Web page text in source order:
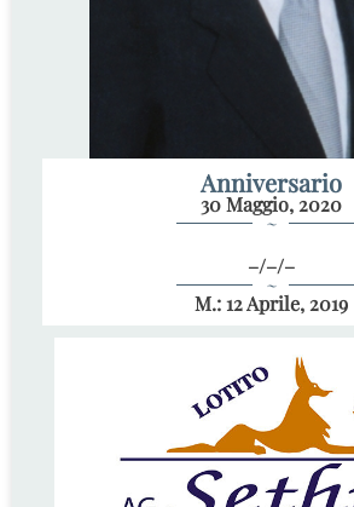
Anniversario
30 Maggio, 2020
~
–/–/–
~
M.: 12 Aprile, 2019